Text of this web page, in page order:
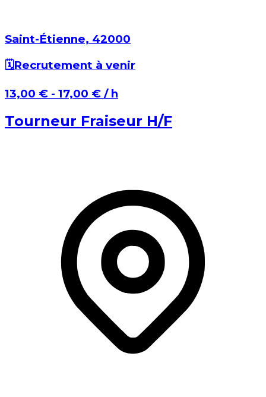
Saint-Étienne⁩, ⁨42000⁩
🗓️Recrutement à venir
⁨13,00 €⁩ - ⁨17,00 €⁩ / h
Tourneur Fraiseur H/F